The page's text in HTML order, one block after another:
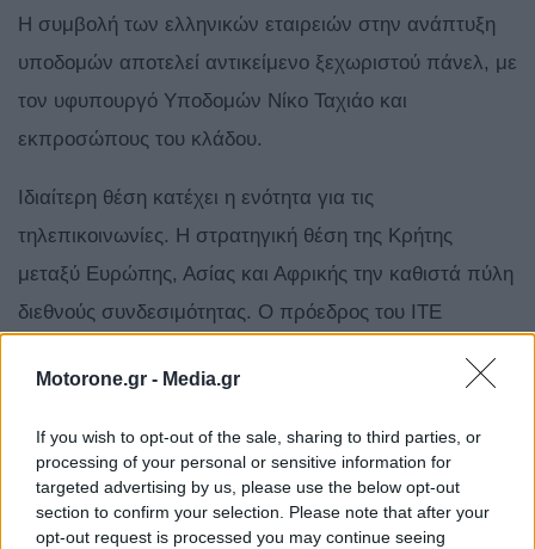
Motorone.gr - Media.gr
If you wish to opt-out of the sale, sharing to third parties, or
processing of your personal or sensitive information for
targeted advertising by us, please use the below opt-out
section to confirm your selection. Please note that after your
opt-out request is processed you may continue seeing
Η συμβολή των ελληνικών εταιρειών στην ανάπτυξη
υποδομών αποτελεί αντικείμενο ξεχωριστού πάνελ, με
τον υφυπουργό Υποδομών Νίκο Ταχιάο και
εκπροσώπους του κλάδου.
Ιδιαίτερη θέση κατέχει η ενότητα για τις
τηλεπικοινωνίες. Η στρατηγική θέση της Κρήτης
μεταξύ Ευρώπης, Ασίας και Αφρικής την καθιστά πύλη
διεθνούς συνδεσιμότητας. Ο πρόεδρος του ΙΤΕ
Transformation and Wholesale Officer του ΟΤΕ
Ιωάννης Κωνσταντινίδης και εκπρόσωπος της
Vodafone θα εξετάσουν τις προοπτικές αυτού του νέου
ρόλου.